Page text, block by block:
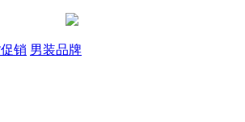
销 男装品牌